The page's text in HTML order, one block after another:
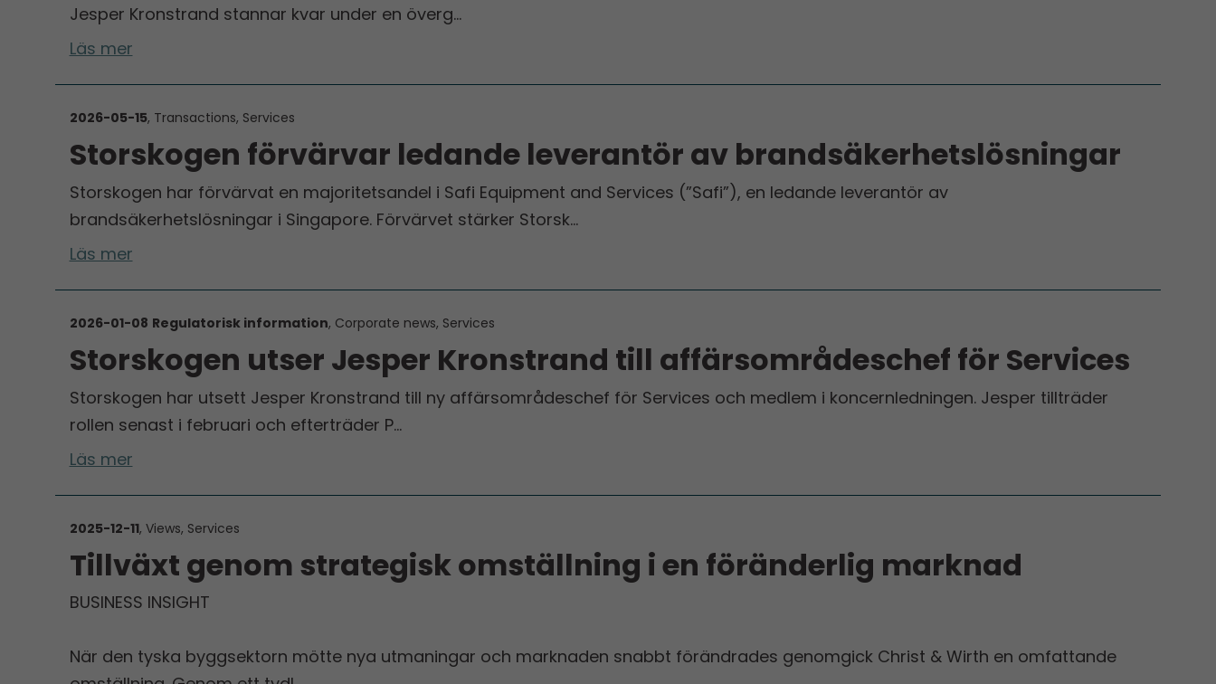
Jesper Kronstrand stannar kvar under en överg…
Läs mer
2026-05-15, Transactions, Services
Storskogen förvärvar ledande leverantör av brandsäkerhetslösningar
Storskogen har förvärvat en majoritetsandel i Safi Equipment and Services (”Safi”), en ledande leverantör av
brandsäkerhetslösningar i Singapore. Förvärvet stärker Storsk…
Läs mer
2026-01-08 Regulatorisk information, Corporate news, Services
Storskogen utser Jesper Kronstrand till affärsområdes­chef för Services
Storskogen har utsett Jesper Kronstrand till ny affärsområdes­chef för Services och medlem i koncernledningen. Jesper tillträder
rollen senast i februari och efterträder P…
Läs mer
2025-12-11, Views, Services
Tillväxt genom strategisk omställning i en föränderlig marknad
BUSINESS INSIGHT
När den tyska byggsektorn mötte nya utmaningar och marknaden snabbt förändrades genomgick Christ & Wirth en omfattande